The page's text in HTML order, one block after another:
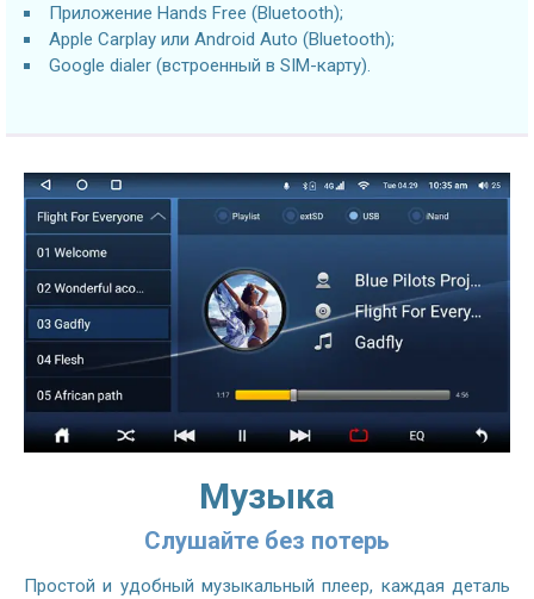
Приложение Hands Free (Bluetooth);
Apple Carplay или Android Auto (Bluetooth);
Google dialer (встроенный в SIM-карту).
Музыка
Слушайте без потерь
Простой и удобный музыкальный плеер, каждая деталь